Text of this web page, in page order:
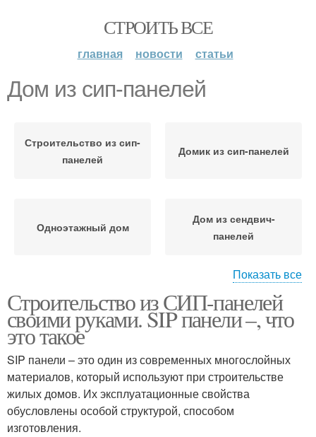
СТРОИТЬ ВСЕ
главная новости статьи
Дом из сип-панелей
Строительство из сип-
панелей
Домик из сип-панелей
Одноэтажный дом
Дом из сендвич-
панелей
Каркасный дом Дом из бруса
Дом из газобетона Бюджетный дом
Показать все
Строительство из СИП-панелей
своими руками. SIP панели –, что
это такое
SIP панели – это один из современных многослойных
материалов, который используют при строительстве
жилых домов. Их эксплуатационные свойства
обусловлены особой структурой, способом
изготовления.